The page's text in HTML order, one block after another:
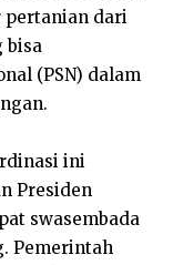
pertanian dari
bisa
(PSN) dalam
ini
Presiden
swasembada
Pemerintah